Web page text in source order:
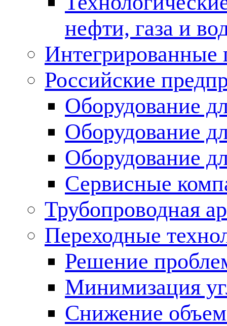
нефти, газа и
Российские
Оборудование
Оборудование
Оборудование
Сервисные
Трубопроводная
Переходные
Решение
Минимизация
Снижение